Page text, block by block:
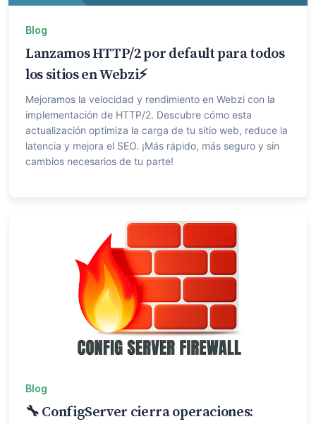
Blog
Lanzamos HTTP/2 por default para todos
los sitios en Webzi⚡️
Mejoramos la velocidad y rendimiento en Webzi con la
implementación de HTTP/2. Descubre cómo esta
actualización optimiza la carga de tu sitio web, reduce la
latencia y mejora el SEO. ¡Más rápido, más seguro y sin
cambios necesarios de tu parte!
Blog
🔧 ConfigServer cierra operaciones: